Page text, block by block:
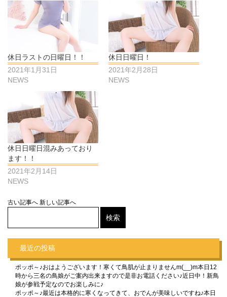
休日ラストの日曜日！！
2021年1月31日
NEWS
休日日曜日！
2021年2月28日
NEWS
休日日曜日混みあっており
ます！！
2021年2月14日
NEWS
古い記事へ 新しい記事へ
最近の投稿
ポッポ～♪おはようございます！寒くて鳥肌が止まりませんm(__)m本日12
時から三名の鳥娘がご案内出来ますので是非お電話ください♪近日中！新鳥
娘が参戦予定なのでお楽しみに♪
ポッポ～♪最近は本格的に寒くなってきて、おでんが美味しいですね♪本日